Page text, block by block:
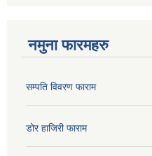
नमुना फारमहरु
सम्पति विवरण फाराम
डोर हाजिरी फाराम